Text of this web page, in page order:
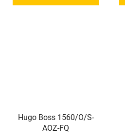
Hugo Boss 1560/O/S-
AOZ-FQ